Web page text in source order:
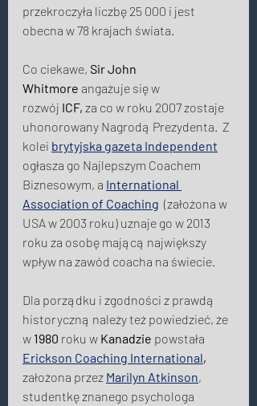
przekroczyła liczbę 25 000 i jest
obecna w 78 krajach świata.
Co ciekawe, Sir John
Whitmore angażuje się w
rozwój ICF, za co w roku 2007 zostaje
uhonorowany Nagrodą Prezydenta.  Z
kolei brytyjska gazeta Independent
ogłasza go Najlepszym Coachem
Biznesowym, a International
Association of Coaching (założona w
USA w 2003 roku) uznaje go w 2013
roku za osobę mającą największy
wpływ na zawód coacha na świecie.
Dla porządku i zgodności z prawdą
historyczną należy też powiedzieć, że
w 1980 roku w Kanadzie powstała
Erickson Coaching International,
założona przez Marilyn Atkinson,
studentkę znanego psychologa